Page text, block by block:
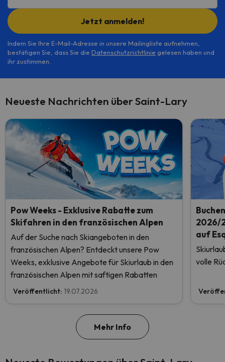
Jetzt anmelden!
Indem Sie Ihre E-Mail-Adresse in unsere Mailingliste aufnehmen,
bestätigen Sie, dass Sie die Datenschutzrichtlinie gelesen haben und
ihr zustimmen.
Neueste Nachrichten über Saint-Lary
Pow Weeks - Exklusive Rabatte zum
Skifahren in den französischen Alpen
Auf der Suche nach Skiangeboten in den
französischen Alpen? Entdeckt unsere Pow
Weeks, exklusive Angebote für Skiurlaub in den
französischen Alpen mit saftigen Rabatten
Veröffentlicht: 19.07.2026
2026/
auf
volle
Mehr Info